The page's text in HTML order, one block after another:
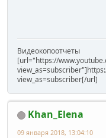
Видеокопоотчеты
[url="https://
view_as=subscriber[/url]
Khan_Elena
09 января 2018, 13:04:10